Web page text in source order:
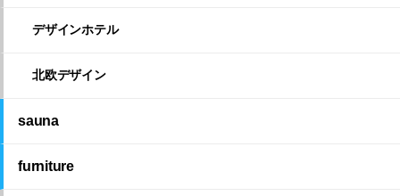
デザインホテル
北欧デザイン
sauna
furniture